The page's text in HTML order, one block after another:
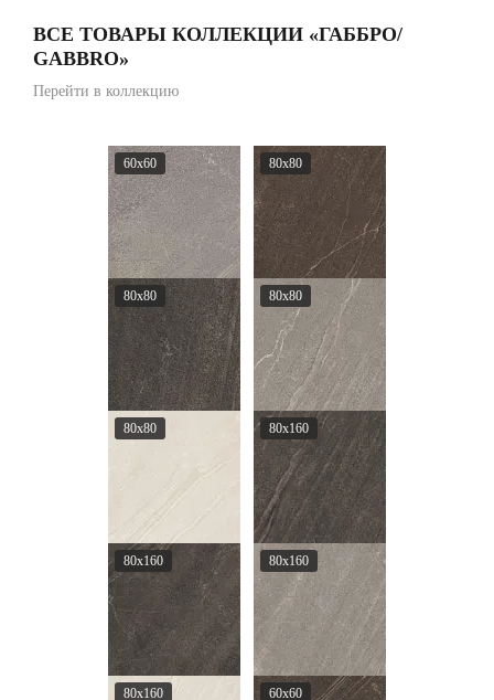
ВСЕ ТОВАРЫ КОЛЛЕКЦИИ «ГАББРО/
GABBRO»
Перейти в коллекцию
60x60 80x80
80x80 80x80
80x80 80x160
80x160 80x160
80x160 60x60